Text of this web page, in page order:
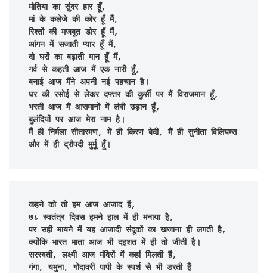
मोतिया का सुंदर हार हूँ,
मां के कलेजे की कोर हूँ मैं,
रिश्तों की मजबूत डोर हूँ मैं,
आंगन में सजाती प्यार हूँ मैं,
दो घरों का बढ़ाती मान हूँ मैं,
गर्व से कहती आज मैं एक नारी हूँ,
बनाई आज मैंने अपनी नई पहचान है।
घर की रसोई से लेकर दफ्तर की कुर्सी पर मैं विराजमान हूँ,
भरती आज मैं आसमानों में लंबी उड़ान हूँ,
बुलंदियों पर आज मेरा नाम है।
मैं ही निर्मला सीतारमण, में ही किरण बेदी, मैं ही सुनीता विलियम्स
और में ही द्रौपदी मुर्मू हूँ।
कहने को तो हम आज आजाद हैं,
७८ स्वतंत्र दिवस हमने हाल में ही मनाया है,
पर सही मायने में यह आजादी संदूकों का खजाना ही लगती है,
क्योंकि भारत माता आज भी दहशत में ही तो जीती है।
सरस्वती, लक्ष्मी आज मंदिरों में कहां मिलती हैं,
गंगा, यमुना, गोदावरी पापी के स्पर्श से भी डरती हैं